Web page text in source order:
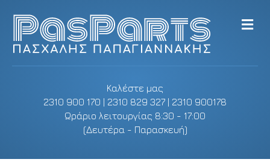
Καλέστε μας
2310 900 170 | 2310 829 327 | 2310 900178
Ωράριο λειτουργίας 8:30 - 17:00
(Δευτέρα - Παρασκευή)
M
e